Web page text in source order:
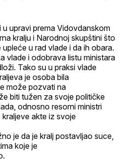
u upravi prema Vidovdanskom
kralju i Narodnoj skupštini što
u rad vlade i da ih obara.
vlade i odobrava listu ministara
Tako su u praksi vlade
je osoba bila
može pozvati na
biti tužen za svoje političke
odnosno resorni ministri
akte iz svoje
je da je kralj postavljao suce,
koje je